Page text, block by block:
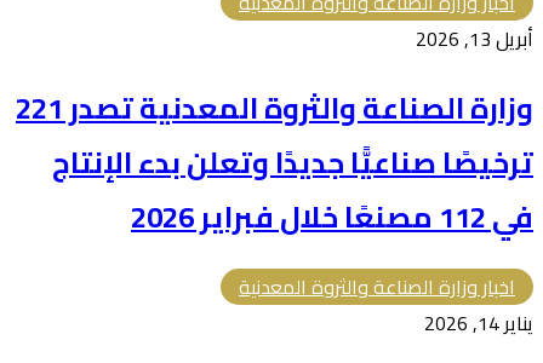
أبريل 13, 2026
وزارة الصناعة والثروة المعدنية تصدر 221
ترخيصًا صناعيًّا جديدًا وتعلن بدء الإنتاج
في 112 مصنعًا خلال فبراير 2026
اخبار وزارة الصناعة والثروة المعدنية
يناير 14, 2026